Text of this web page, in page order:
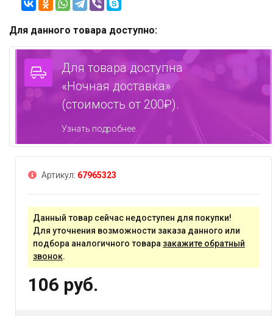
Для данного товара доступно:
Для товара доступна
«Ночная доставка»
(стоимость от 200₽).
Узнать подробнее.
Артикул: 67965323
Данный товар сейчас недоступен для покупки!
Для уточнения возможности заказа данного или
подбора аналогичного товара закажите обратный
звонок.
106 руб.